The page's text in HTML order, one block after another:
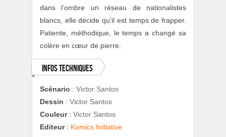
dans l’ombre un réseau de nationalistes
blancs, elle décide qu’il est temps de frapper.
Patiente, méthodique, le temps a changé sa
colère en cœur de pierre.
Infos techniques
Scénario : Victor Santos
Dessin : Victor Santos
Couleur: Victor Santos
Editeur: Komics Initiative